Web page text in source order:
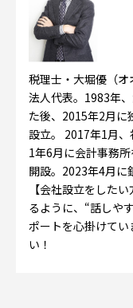
税理士・大堀優（
法人代表。1983年
た後、2015年2月に
設立。 2017年1月
1年6月に会計事務
開設。2023年4月に
【会社設立をした
るように、“話しや
ポートを心掛けて
い！